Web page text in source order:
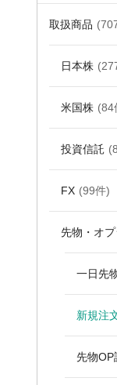
取扱商品
日本株
米国株 (84
投資信託
FX (99件)
先物・オプ
一日先
新規注
先物OP